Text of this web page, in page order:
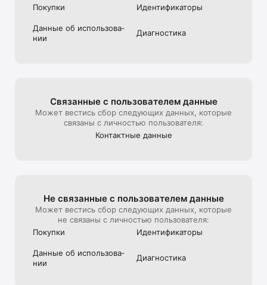
Покупки
Идентифика­торы
Данные об использова­
нии
Диагностика
Связанные с пользова­телем данные
Может вестись сбор следующих данных, которые
связаны с личностью пользователя:
Контактные данные
Не связанные с пользова­телем данные
Может вестись сбор следующих данных, которые
не связаны с личностью пользователя:
Покупки
Идентифика­торы
Данные об использова­
нии
Диагностика